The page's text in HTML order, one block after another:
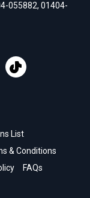
055882, 01404-
List
& Conditions
FAQs